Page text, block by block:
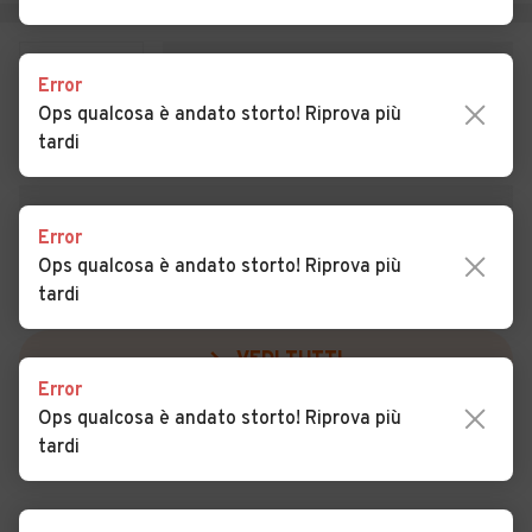
Auto usate Rubano Auto usate Saccolongo
Auto usate San Giorgio in
Bosco
Lupari
Viminario
Auto usate Sant'Angelo di
Piove di Sacco
Colle
Auto usate Santa
Margherita d'Adige
VEDI TUTTI
Error
Ops qualcosa è andato storto! Riprova più
tardi
Error
Ops qualcosa è andato storto! Riprova più
tardi
Error
Ops qualcosa è andato storto! Riprova più
tardi